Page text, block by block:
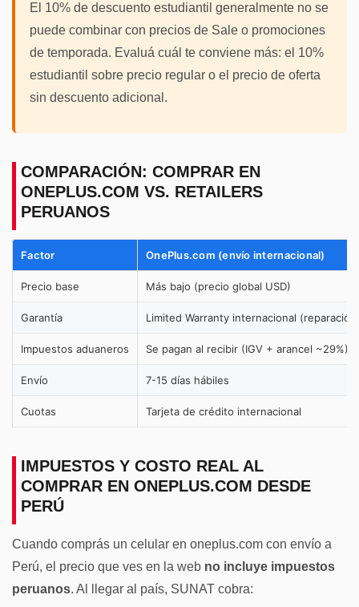
El 10% de descuento estudiantil generalmente no se
puede combinar con precios de Sale o promociones
de temporada. Evaluá cuál te conviene más: el 10%
estudiantil sobre precio regular o el precio de oferta
sin descuento adicional.
COMPARACIÓN: COMPRAR EN
ONEPLUS.COM VS. RETAILERS
PERUANOS
Factor OnePlus.com (envío internacional)
Precio base Más bajo (precio global USD)
Garantía Limited Warranty internacional
Impuestos aduaneros Se pagan al recibir (IGV + arancel ~29%)
Envío 7-15 días hábiles
Cuotas Tarjeta de crédito internacional
IMPUESTOS Y COSTO REAL AL
COMPRAR EN ONEPLUS.COM DESDE
PERÚ
Cuando comprás un celular en oneplus.com con envío a
Perú, el precio que ves en la web no incluye impuestos
peruanos. Al llegar al país, SUNAT cobra: